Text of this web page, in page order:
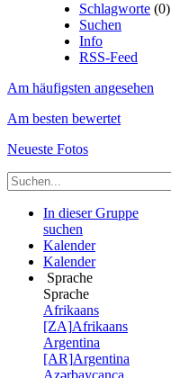
Schlagworte (0)
Suchen
Info
RSS-Feed
Am häufigsten angesehen
Am besten bewertet
Neueste Fotos
In dieser Gruppe
suchen
Kalender
Kalender
Sprache
Sprache
Afrikaans
[ZA]Afrikaans
Argentina
[AR]Argentina
Azərbaycanca